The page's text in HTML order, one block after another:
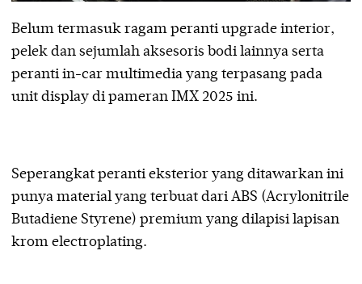
Belum termasuk ragam peranti upgrade interior,
pelek dan sejumlah aksesoris bodi lainnya serta
peranti in-car multimedia yang terpasang pada
unit display di pameran IMX 2025 ini.
Seperangkat peranti eksterior yang ditawarkan ini
punya material yang terbuat dari ABS (Acrylonitrile
Butadiene Styrene) premium yang dilapisi lapisan
krom electroplating.